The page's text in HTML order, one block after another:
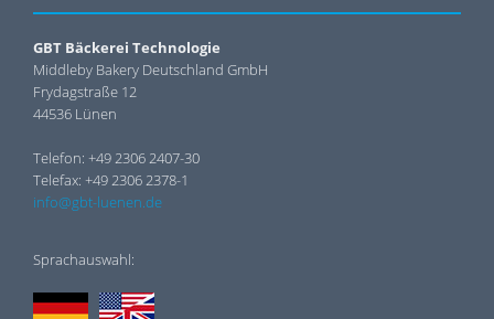
GBT Bäckerei Technologie
Middleby Bakery Deutschland GmbH
Frydagstraße 12
44536 Lünen
Telefon: +49 2306 2407-30
Telefax: +49 2306 2378-1
info@gbt-luenen.de
Sprachauswahl: